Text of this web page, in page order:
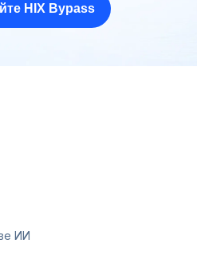
HIX Bypass
ИИ